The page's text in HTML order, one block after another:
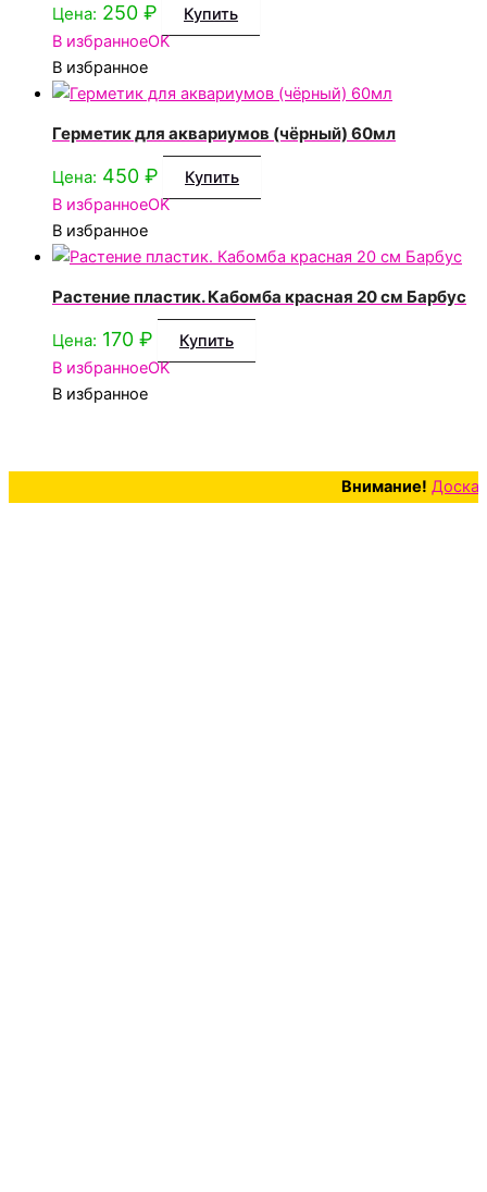
Цена: 250 ₽
Купить
В избранноеOK
В избранное
Герметик для аквариумов (чёрный) 60мл
Цена: 450 ₽
Купить
В избранноеOK
В избранное
Растение пластик. Кабомба красная 20 см Барбус
Цена: 170 ₽
Купить
В избранноеOK
В избранное
Внимание! Доска